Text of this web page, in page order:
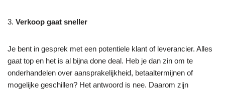
3. Verkoop gaat sneller
Je bent in gesprek met een potentiele klant of leverancier. Alles
gaat top en het is al bijna done deal. Heb je dan zin om te
onderhandelen over aansprakelijkheid, betaaltermijnen of
mogelijke geschillen? Het antwoord is nee. Daarom zijn